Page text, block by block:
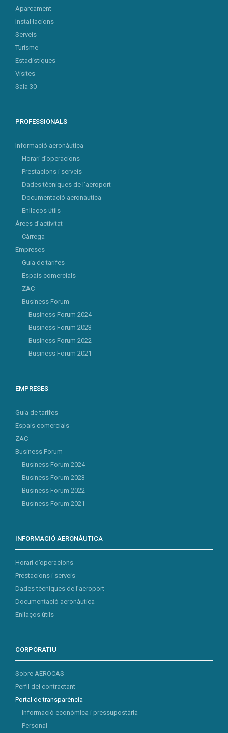
Aparcament
Instal·lacions
Serveis
Turisme
Estadístiques
Visites
Sala 30
PROFESSIONALS
Informació aeronàutica
Horari d’operacions
Prestacions i serveis
Dades tècniques de l’aeroport
Documentació aeronàutica
Enllaços útils
Àrees d’activitat
Càrrega
Empreses
Guia de tarifes
Espais comercials
ZAC
Business Forum
Business Forum 2024
Business Forum 2023
Business Forum 2022
Business Forum 2021
EMPRESES
Guia de tarifes
Espais comercials
ZAC
Business Forum
Business Forum 2024
Business Forum 2023
Business Forum 2022
Business Forum 2021
INFORMACIÓ AERONÀUTICA
Horari d’operacions
Prestacions i serveis
Dades tècniques de l’aeroport
Documentació aeronàutica
Enllaços útils
CORPORATIU
Sobre AEROCAS
Perfil del contractant
Portal de transparència
Informació econòmica i pressupostària
Personal